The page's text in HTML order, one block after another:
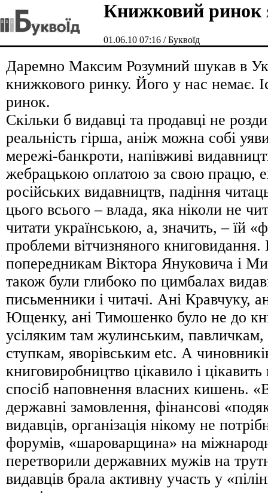
Книжковий ринок
01.06.10 07:16 / Буквоїд
Даремно Максим Розумний шукав в
книжкового ринку. Його у нас немає.
ринок.
Скільки б видавці та продавці не
реальність гірша, аніж можна собі
мережі-банкроти, напівживі
жебрацькою оплатою за свою працю,
російських видавництв, падіння
цього всього – влада, яка ніколи не
читати українською, а, значить, – їй
проблеми вітчизняного
попередникам Віктора Януковича і
також були глибоко по цимбалах
письменники і читачі. Ані Кравчуку,
Ющенку, ані Тимошенко було не до
усіляким там жулинським,
ступкам, яворівським etc. А
книговиробництво цікавило і
спосіб наповнення власних кишень.
державні замовлення, фінансові
видавців, організація нікому не
форумів, «шароварщина» на
перетворили державних мужів на
видавців брала активну участь у